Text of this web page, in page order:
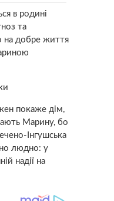
в родині
та
на добре життя
покаже дім,
Марину, бо
Інгушська
людно: у
надії на